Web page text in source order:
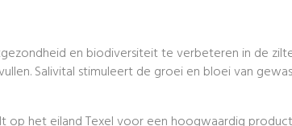
en biodiversiteit te verbeteren in de
Salivital stimuleert de groei en bloei van
het eiland Texel voor een hoogwaardig